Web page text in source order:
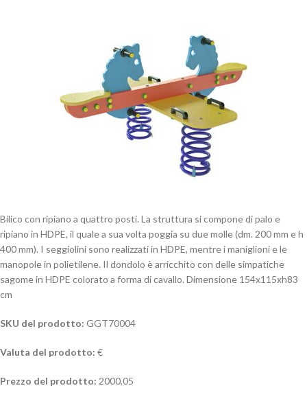
Bilico con ripiano a quattro posti. La struttura si compone di palo e
ripiano in HDPE, il quale a sua volta poggia su due molle (dm. 200 mm e h
400 mm). I seggiolini sono realizzati in HDPE, mentre i maniglioni e le
manopole in polietilene. Il dondolo è arricchito con delle simpatiche
sagome in HDPE colorato a forma di cavallo. Dimensione 154x115xh83
cm
SKU del prodotto: GGT70004
Valuta del prodotto: €
Prezzo del prodotto: 2000,05